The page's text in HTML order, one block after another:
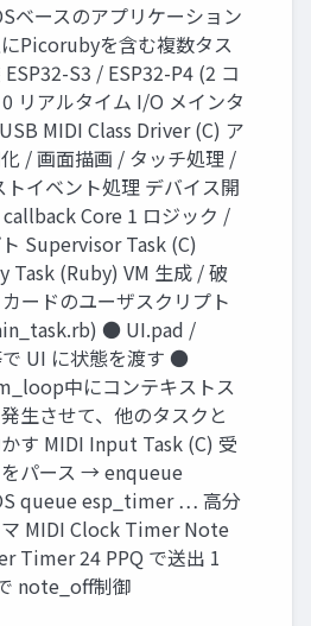
ベースのアプリケーション
Picorubyを含む複数タス
S3 / ESP32-P4 (2 コ
リアルタイム I/O メインタ
MIDI Class Driver (C) ア
/ 画面描画 / タッチ処理 /
トイベント処理 デバイス開
Core 1 ロジック /
Supervisor Task (C)
Task (Ruby) VM 生成 / 破
ードのユーザスクリプト
● UI.pad /
UI に状態を渡す ●
中にコンテキストス
生させて、他のタスクと
す MIDI Input Task (C) 受
パース → enqueue
queue esp_timer … 高分
MIDI Clock Timer Note
Timer 24 PPQ で送出 1
note_off制御